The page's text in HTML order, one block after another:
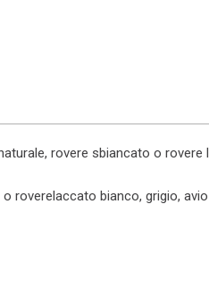
rovere sbiancato o
roverelaccato bianco, grigio,